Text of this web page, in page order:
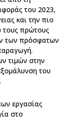
του 2023,
και την πιο
πρώτους
των πρόσφατων
τιμών στην
του
εργασίας
στο